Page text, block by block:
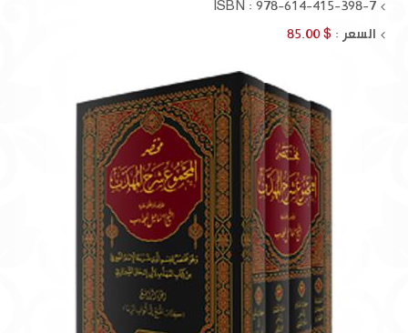
ISBN : 978-614-415-398-7
السعر : $ 85.00